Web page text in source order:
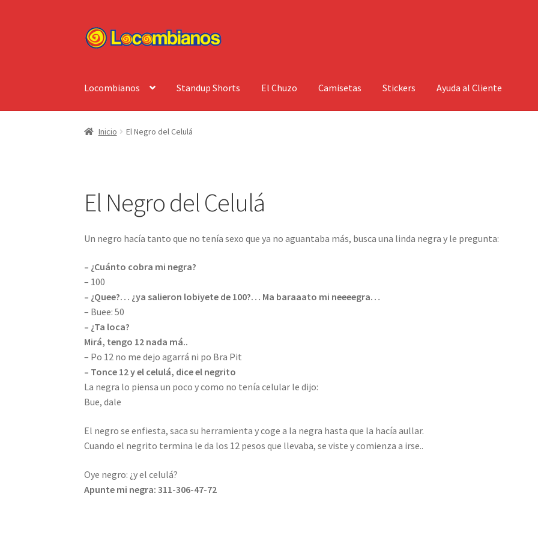
Ir
a
Ir
al
Locombianos Standup Shorts El Chuzo Camisetas Stickers Ayuda al Cliente
Inicio El Negro del Celulá
El Negro del Celulá
Un negro hacía tanto que no tenía sexo que ya no aguantaba más, busca una linda negra y le pregunta:
– ¿Cuánto cobra mi negra?
– 100
– ¿Quee?… ¿ya salieron lobiyete de 100?… Ma baraaato mi neeeegra…
– Buee: 50
– ¿Ta loca?
Mirá, tengo 12 nada má..
– Po 12 no me dejo agarrá ni po Bra Pit
– Tonce 12 y el celulá, dice el negrito
La negra lo piensa un poco y como no tenía celular le dijo:
Bue, dale
El negro se enfiesta, saca su herramienta y coge a la negra hasta que la hacía aullar.
Cuando el negrito termina le da los 12 pesos que llevaba, se viste y comienza a irse..
Oye negro: ¿y el celulá?
Apunte mi negra: 311-306-47-72